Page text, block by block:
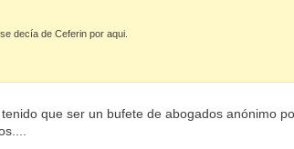
decía de Ceferin por aqui.
que ser un bufete de abogados anónimo